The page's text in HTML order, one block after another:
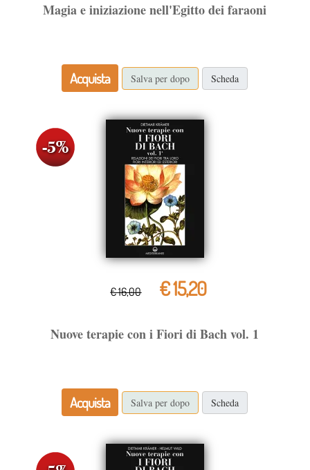
Magia e iniziazione nell'Egitto dei faraoni
Acquista Salva per dopo Scheda
€ 16,00 € 15,20
Nuove terapie con i Fiori di Bach vol. 1
Acquista Salva per dopo Scheda